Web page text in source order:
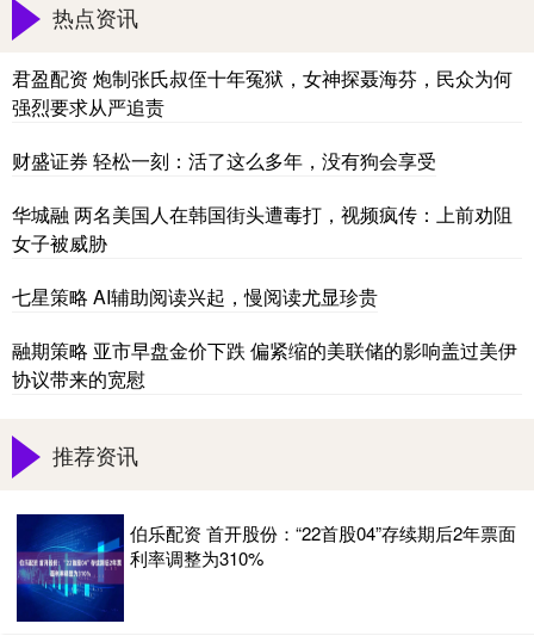
热点资讯
君盈配资 炮制张氏叔侄十年冤狱，女神探聂海芬，民众为何
强烈要求从严追责
财盛证券 轻松一刻：活了这么多年，没有狗会享受
华城融 两名美国人在韩国街头遭毒打，视频疯传：上前劝阻
女子被威胁
七星策略 AI辅助阅读兴起，慢阅读尤显珍贵
融期策略 亚市早盘金价下跌 偏紧缩的美联储的影响盖过美伊
协议带来的宽慰
推荐资讯
伯乐配资 首开股份：“22首股04”存续期后2年票面
利率调整为310%